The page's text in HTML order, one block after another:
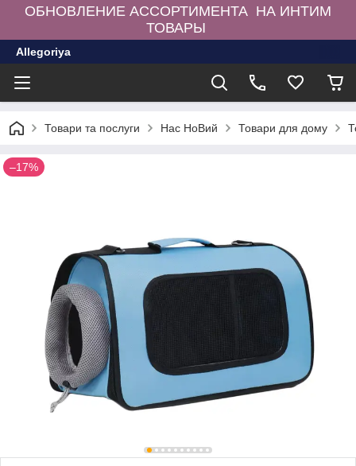
ОБНОВЛЕНИЕ АССОРТИМЕНТА НА ИНТИМ
ТОВАРЫ
Allegoriya
Товари та послуги Нас НоВий Товари для дому
–17%